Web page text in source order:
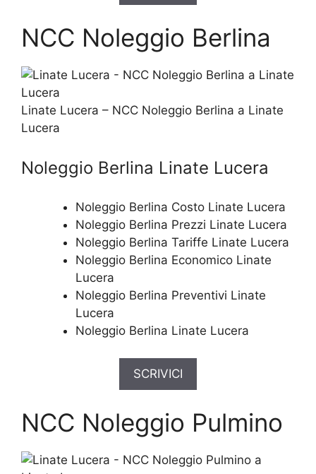
NCC Noleggio Berlina
Linate Lucera – NCC Noleggio Berlina a Linate
Lucera
Noleggio Berlina Linate Lucera
Noleggio Berlina Costo Linate Lucera
Noleggio Berlina Prezzi Linate Lucera
Noleggio Berlina Tariffe Linate Lucera
Noleggio Berlina Economico Linate
Lucera
Noleggio Berlina Preventivi Linate
Lucera
Noleggio Berlina Linate Lucera
SCRIVICI
NCC Noleggio Pulmino